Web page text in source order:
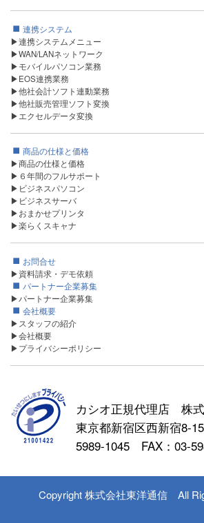
連携システム
▶連携システムメニュー
▶WAN/LANネットワーク
▶モバイルパソコン業務
▶EOS連携業務
▶他社会計ソフト連動業務
▶他社販売管理ソフト変換
▶エクセルデータ変換
商品の仕様と価格
▶商品の仕様と価格
▶６年間のフルサポート
▶ビジネスパソコン
▶ビジネスサーバ
▶おまかせプリンタ
▶楽らくスキャナ
お問合せ
▶資料請求・デモ依頼
パートナー企業募集
▶パートナー企業募集
会社概要
▶スタッフの紹介
▶会社概要
▶プライバシーポリシー
カシオ正規代理店 株
東京都新宿区西新宿8-
5989-1045 FAX：03-
Copyright 株式会社東洋通信 All